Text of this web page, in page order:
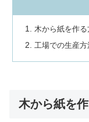
木から紙を作る
工場での生産方
木から紙を